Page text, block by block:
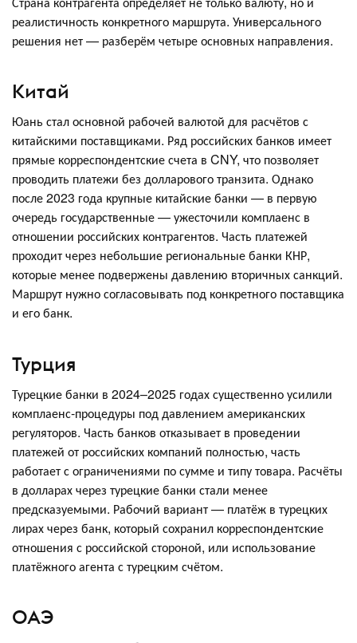
реалистичность конкретного маршрута. Универсального
решения нет — разберём четыре основных направления.
Китай
Юань стал основной рабочей валютой для расчётов с
китайскими поставщиками. Ряд российских банков имеет
прямые корреспондентские счета в CNY, что позволяет
проводить платежи без долларового транзита. Однако
после 2023 года крупные китайские банки — в первую
очередь государственные — ужесточили комплаенс в
отношении российских контрагентов. Часть платежей
проходит через небольшие региональные банки КНР,
которые менее подвержены давлению вторичных санкций.
Маршрут нужно согласовывать под конкретного поставщика
и его банк.
Турция
Турецкие банки в 2024–2025 годах существенно усилили
комплаенс-процедуры под давлением американских
регуляторов. Часть банков отказывает в проведении
платежей от российских компаний полностью, часть
работает с ограничениями по сумме и типу товара. Расчёты
в долларах через турецкие банки стали менее
предсказуемыми. Рабочий вариант — платёж в турецких
лирах через банк, который сохранил корреспондентские
отношения с российской стороной, или использование
платёжного агента с турецким счётом.
ОАЭ